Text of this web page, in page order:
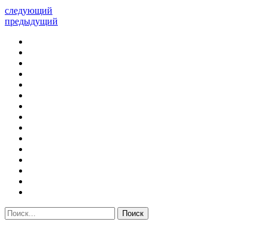
следующий
предыдущий